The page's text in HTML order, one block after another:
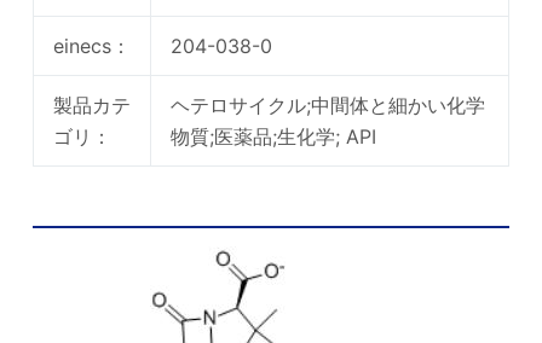
einecs： 204-038-0
製品カテ
ゴリ：
ヘテロサイクル;中間体と細かい化学
物質;医薬品;生化学; API